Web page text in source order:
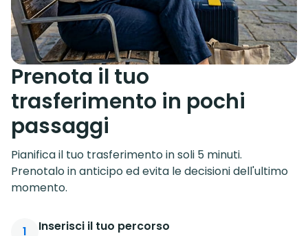
Prenota il tuo
trasferimento in pochi
passaggi
Pianifica il tuo trasferimento in soli 5 minuti.
Prenotalo in anticipo ed evita le decisioni dell'ultimo
momento.
1 Inserisci il tuo percorso